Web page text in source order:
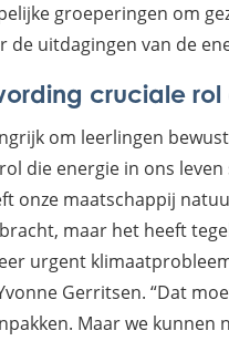
groeperingen om
de uitdagingen van de
cruciale
om leerlingen
die energie in ons leven
onze maatschappij
maar het heeft
urgent
Gerritsen. “Dat
Maar we kunnen